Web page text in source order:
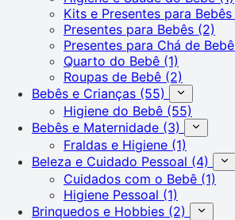
Kits e Presentes para Bebês
Presentes para Bebês (2)
Presentes para Chá de Bebê
Quarto do Bebê (1)
Roupas de Bebê (2)
Bebês e Crianças (55)
Higiene do Bebê (55)
Bebês e Maternidade (3)
Fraldas e Higiene (1)
Beleza e Cuidado Pessoal (4)
Cuidados com o Bebê (1)
Higiene Pessoal (1)
Brinquedos e Hobbies (2)